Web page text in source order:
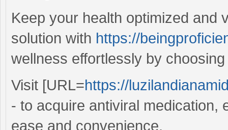
Keep your health optimized and
solution with https://
wellness effortlessly by
Visit [URL=https://
- to acquire antiviral medication,
ease and convenience.